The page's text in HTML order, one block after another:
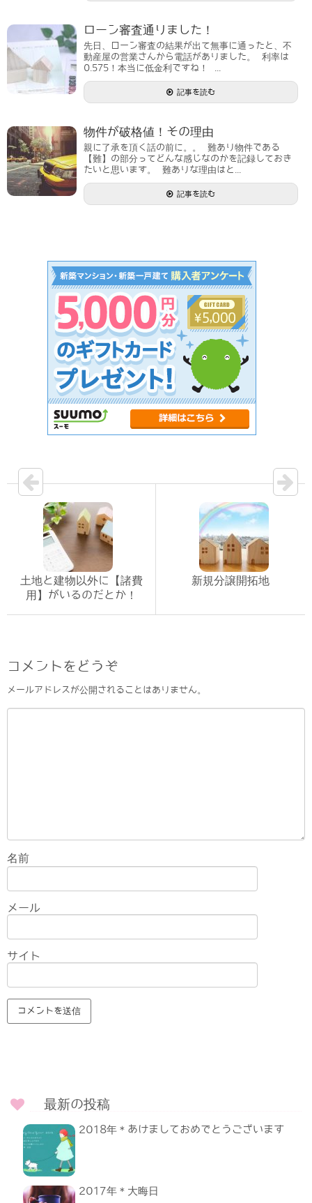
ローン審査通りました！
先日、ローン審査の結果が出て無事に通ったと、不
動産屋の営業さんから電話がありました。 利率は
0.575！本当に低金利ですね！ ...
記事を読む
物件が破格値！その理由
親に了承を頂く話の前に。。 難あり物件である
【難】の部分ってどんな感じなのかを記録しておき
たいと思います。 難ありな理由はと...
記事を読む
土地と建物以外に【諸費
用】がいるのだとか！
新規分譲開拓地
コメントをどうぞ
メールアドレスが公開されることはありません。
名前
メール
サイト
最新の投稿
2018年＊あけましておめでとうございます
2017年＊大晦日